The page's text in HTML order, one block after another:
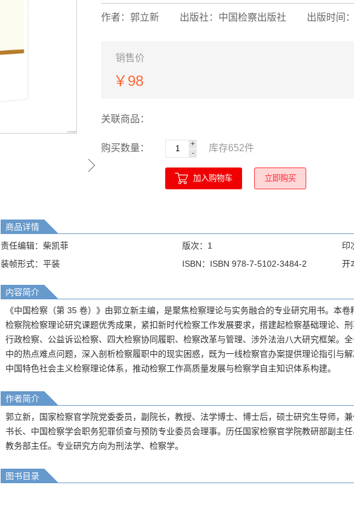
作者：郭立新 出版社：中国检察出版社 出版时间
销售价
￥98
关联商品：
购买数量：
+
-
库存652件
加入购物车 立即购买
商品详情
责任编辑：柴凯菲
版次：1
印
装帧形式：平装
ISBN：ISBN 978-7-5102-3484-2 开
内容简介
《中国检察（第 35 卷）》由郭立新主编，是聚焦检察理论与实务融合的专业研究用书。本
检察院检察理论研究课题优秀成果，紧扣新时代检察工作发展要求，搭建起检察基础理论、刑
行政检察、公益诉讼检察、四大检察协同履职、检察改革与管理、涉外法治八大研究框架。
中的热点难点问题，深入剖析检察履职中的现实困惑，既为一线检察官办案提供理论指引与
中国特色社会主义检察理论体系，推动检察工作高质量发展与检察学自主知识体系构建。
作者简介
郭立新，国家检察官学院党委委员，副院长，教授、法学博士、博士后，硕士研究生导师，
书长、中国检察学会职务犯罪侦查与预防专业委员会理事。历任国家检察官学院教研部副主任
教务部主任。专业研究方向为刑法学、检察学。
图书目录